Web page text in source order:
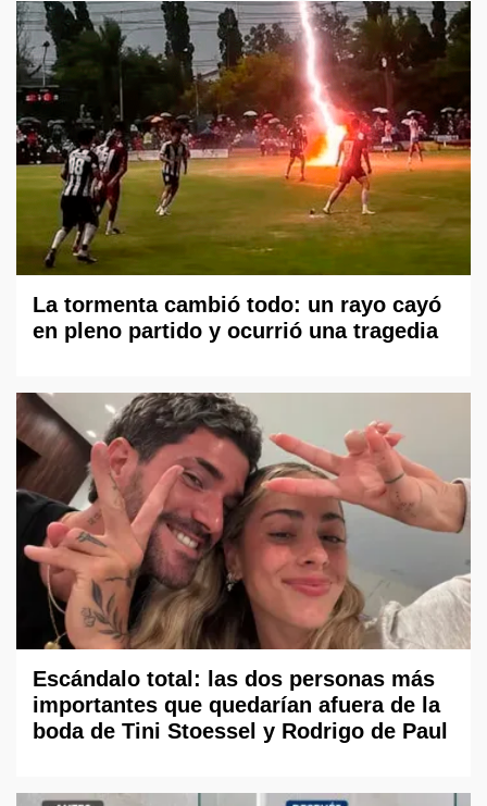
La tormenta cambió todo: un rayo cayó
en pleno partido y ocurrió una tragedia
Escándalo total: las dos personas más
importantes que quedarían afuera de la
boda de Tini Stoessel y Rodrigo de Paul